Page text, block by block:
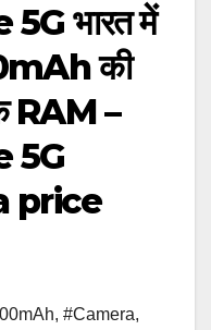
भारत में
की
RAM –
5G
price
, #Camera,